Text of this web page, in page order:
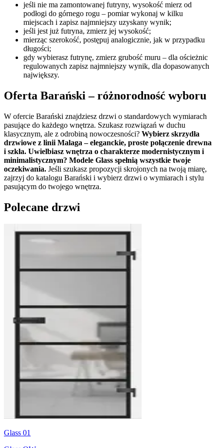
jeśli nie ma zamontowanej futryny, wysokość mierz od
podłogi do górnego rogu – pomiar wykonaj w kilku
miejscach i zapisz najmniejszy uzyskany wynik;
jeśli jest już futryna, zmierz jej wysokość;
mierząc szerokość, postępuj analogicznie, jak w przypadku
długości;
gdy wybierasz futrynę, zmierz grubość muru – dla ościeżnic
regulowanych zapisz najmniejszy wynik, dla dopasowanych
największy.
Oferta Barański – różnorodność wyboru
W ofercie Barański znajdziesz drzwi o standardowych wymiarach
pasujące do każdego wnętrza. Szukasz rozwiązań w duchu
klasycznym, ale z odrobiną nowoczesności? Wybierz skrzydła
drzwiowe z linii Malaga– eleganckie, proste połączenie drewna
i szkła. Uwielbiasz wnętrza o charakterze modernistycznym i
minimalistycznym? Modele Glass spełnią wszystkie twoje
oczekiwania. Jeśli szukasz propozycji skrojonych na twoją miarę,
zajrzyj do katalogu Barański i wybierz drzwi o wymiarach i stylu
pasującym do twojego wnętrza.
Polecane drzwi
Glass 01